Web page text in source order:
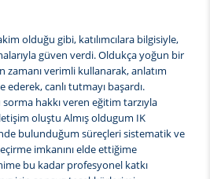
olduğu gibi, katılımcılara bilgisiyle,
güven verdi. Oldukça yoğun bir
zamanı verimli kullanarak, anlatım
ederek, canlı tutmayı başardı.
sorma hakkı veren eğitim tarzıyla
oluştu Almış oldugum IK
bulunduğum süreçleri sistematik ve
imkanını elde ettiğime
bu kadar profesyonel katkı